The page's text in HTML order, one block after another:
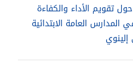
تقويم الأداء والكفاءة
المدارس العامة الابتدائية